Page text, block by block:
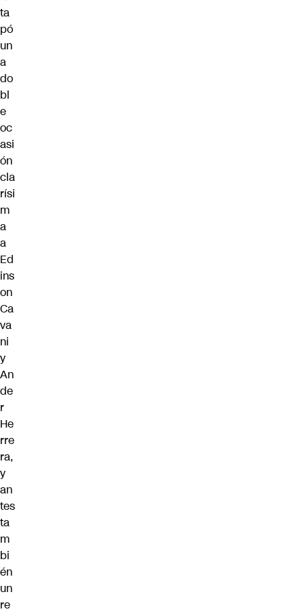
ta
pó
un
a
do
bl
e
oc
asi
ón
cla
rísi
m
a
a
Ed
ins
on
Ca
va
ni
y
An
de
r
He
rre
ra,
y
an
tes
ta
m
bi
én
un
re